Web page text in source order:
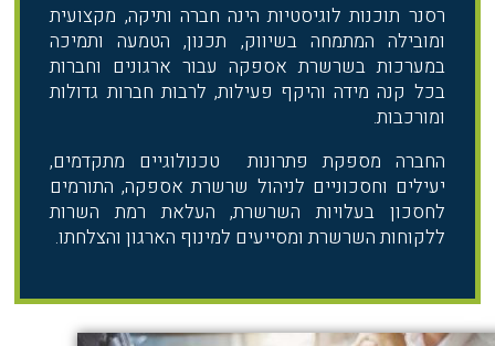
רסנר תוכנות לוגיסטיות הינה חברה ותיקה, מקצועית
ומובילה המתמחה בשיווק, תכנון, הטמעה ותמיכה
במערכות בשרשרת אספקה עבור ארגונים וחברות
בכל קנה מידה והיקף פעילות, לרבות חברות גדולות
ומורכבות.
החברה מספקת פתרונות טכנולוגיים מתקדמים,
יעילים וחסכוניים לניהול שרשרת אספקה, התורמים
לחסכון בעלויות השרשרת, העלאת רמת השרות
ללקוחות השרשרת ומסייעים למינוף הארגון והצלחתו.